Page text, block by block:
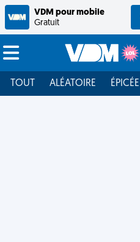
VDM pour mobile
Gratuit
TOUT ALÉATOIRE ÉPICÉE